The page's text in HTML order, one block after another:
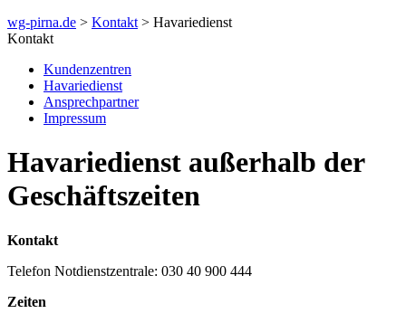
wg-pirna.de > Kontakt > Havariedienst
Kontakt
Kundenzentren
Havariedienst
Ansprechpartner
Impressum
Havariedienst außerhalb der
Geschäftszeiten
Kontakt
Telefon Notdienstzentrale: 030 40 900 444
Zeiten